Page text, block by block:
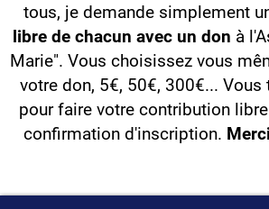
tous, je demande simplement
libre de chacun avec un don à
Marie". Vous choisissez vous
votre don, 5€, 50€, 300€... Vous
pour faire votre contribution
confirmation d'inscription.